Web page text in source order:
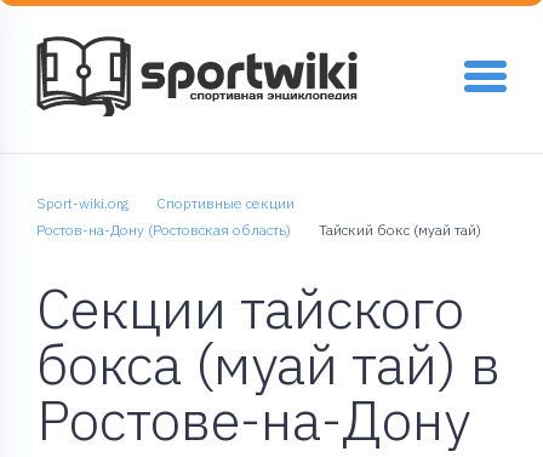
Sport-wiki.org
Спортивные секции
Ростов-на-Дону (Ростовская область)
Тайский бокс (муай тай)
Секции тайского
бокса (муай тай) в
Ростове-на-Дону